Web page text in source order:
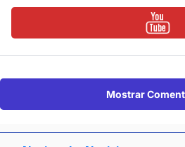
Mostrar